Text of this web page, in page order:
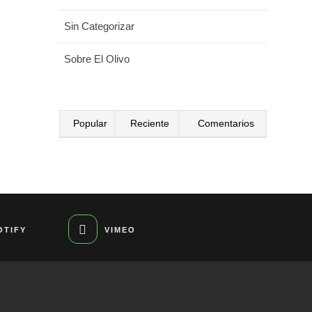
Sin Categorizar
Sobre El Olivo
Popular Reciente Comentarios
VIMEO